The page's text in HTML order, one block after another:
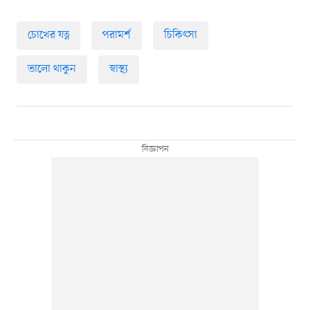
চোখের যত্ন পরামর্শ চিকিৎসা
ভালো থাকুন স্বাস্থ্য